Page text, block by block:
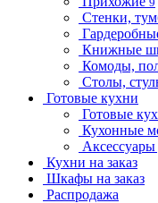
Стенки,
Книжные
Комоды,
Столы,
Готовые кухни
Готовые
Кухонные
Кухни на заказ
Шкафы на заказ
Распродажа